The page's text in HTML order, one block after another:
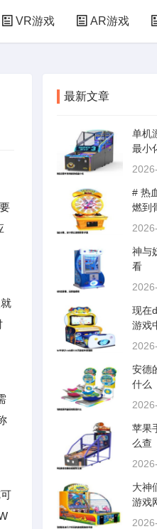
VR游戏 AR游戏
最新文章
单机
最小
# 热
燃到
神与
看
现在
游戏
安德
什么
苹果
么查
大神
游戏